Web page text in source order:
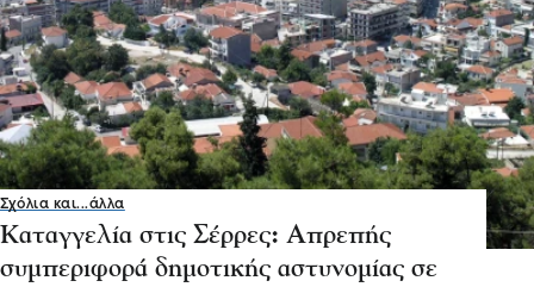
Σχόλια και...άλλα
Καταγγελία στις Σέρρες: Απρεπής
συμπεριφορά δημοτικής αστυνομίας σε